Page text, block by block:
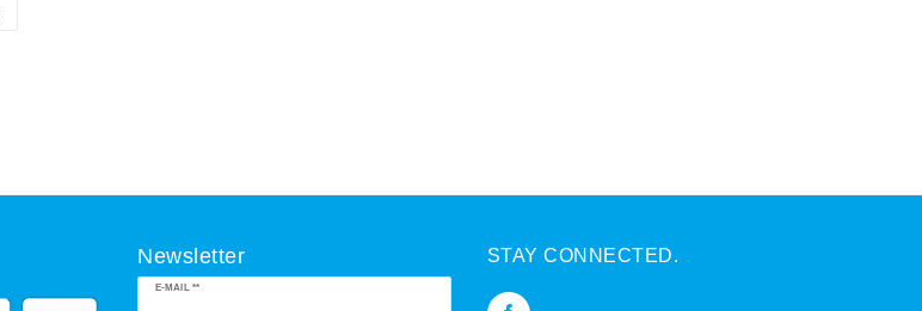
Newsletter
E-MAIL **
Newsletter
STAY CONNECTED.